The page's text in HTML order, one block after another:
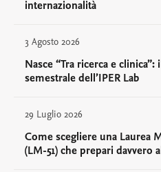
internazionalità
3 Agosto 2026
Nasce “Tra ricerca e
semestrale dell’IPER Lab
29 Luglio 2026
Come scegliere una Laurea
(LM-51) che prepari davvero